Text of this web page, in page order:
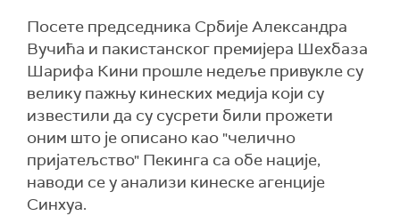
Посете председника Србије Александра
Вучића и пакистанског премијера Шехбаза
Шарифа Кини прошле недеље привукле су
велику пажњу кинеских медија који су
известили да су сусрети били прожети
оним што је описано као "челично
пријатељство" Пекинга са обе нације,
наводи се у анализи кинеске агенције
Синхуа.